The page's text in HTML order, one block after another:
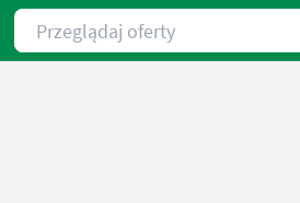
Przeglądaj oferty